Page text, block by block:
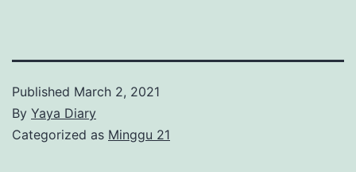
Published March 2, 2021
By Yaya Diary
Categorized as Minggu 21